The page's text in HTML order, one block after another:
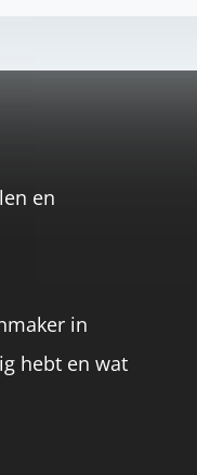
en
in
hebt en wat